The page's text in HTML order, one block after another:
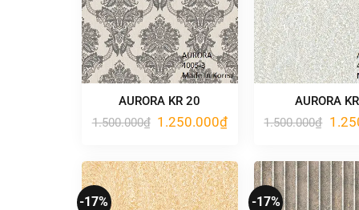
AURORA KR 20
1.500.000₫ Giá
1.250.000₫Giá
1.250.000₫.
AURORA
1.500.000₫ Giá
-17% -17%